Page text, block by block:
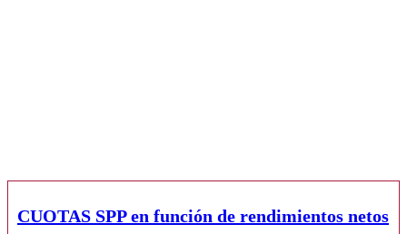
CUOTAS SPP en función de rendimientos netos